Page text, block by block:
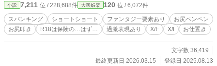
小説 7,211 位 / 228,688件 大衆娯楽 120 位 / 6,072件
スパンキング ショートショート ファンタジー要素あり
お尻ペンペン
お尻叩き
R18は保険の…はず… 過激表現あり X/F X/f お仕置き
文字数 36,419
最終更新日 2026.03.15
登録日 2025.08.13